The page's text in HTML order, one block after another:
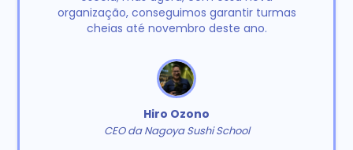
organização, conseguimos garantir turmas
cheias até novembro deste ano.
Hiro Ozono
CEO da Nagoya Sushi School